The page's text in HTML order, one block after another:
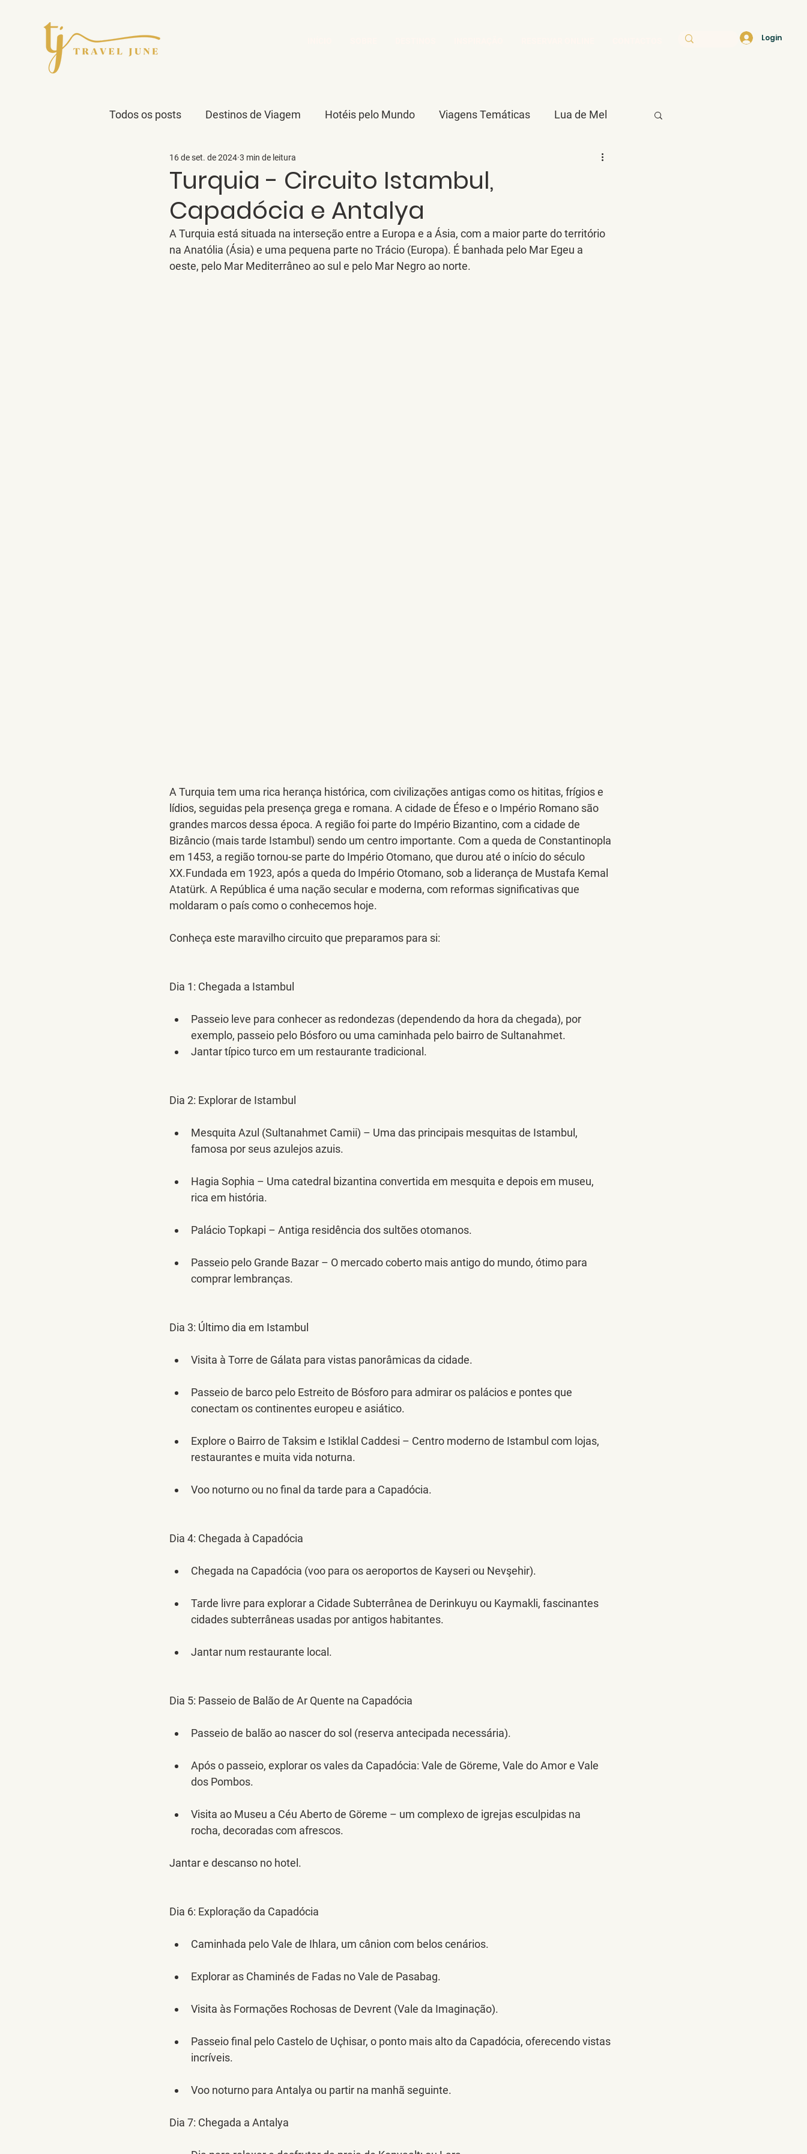
Login
Todos os posts Destinos de Viagem Hotéis pelo Mundo Viagens Temáticas Lua de Mel
Viagens em Família Neve
Mercados Natal
Turquia - Circuito Istambul,
Capadócia e Antalya
16 de set. de 2024 3 min de leitura
A Turquia está situada na interseção entre a Europa e a Ásia, com a maior parte do território
na Anatólia (Ásia) e uma pequena parte no Trácio (Europa). É banhada pelo Mar Egeu a
oeste, pelo Mar Mediterrâneo ao sul e pelo Mar Negro ao norte.
A Turquia tem uma rica herança histórica, com civilizações antigas como os hititas, frígios e
lídios, seguidas pela presença grega e romana. A cidade de Éfeso e o Império Romano são
grandes marcos dessa época. A região foi parte do Império Bizantino, com a cidade de
Bizâncio (mais tarde Istambul) sendo um centro importante. Com a queda de Constantinopla
em 1453, a região tornou-se parte do Império Otomano, que durou até o início do século
XX.Fundada em 1923, após a queda do Império Otomano, sob a liderança de Mustafa Kemal
Atatürk. A República é uma nação secular e moderna, com reformas significativas que
moldaram o país como o conhecemos hoje.
Conheça este maravilho circuito que preparamos para si:
Dia 1: Chegada a Istambul
Passeio leve para conhecer as redondezas (dependendo da hora da chegada), por
exemplo, passeio pelo Bósforo ou uma caminhada pelo bairro de Sultanahmet.
Jantar típico turco em um restaurante tradicional.
Dia 2: Explorar de Istambul
Mesquita Azul (Sultanahmet Camii) – Uma das principais mesquitas de Istambul,
famosa por seus azulejos azuis.
Hagia Sophia – Uma catedral bizantina convertida em mesquita e depois em museu,
rica em história.
Palácio Topkapi – Antiga residência dos sultões otomanos.
Passeio pelo Grande Bazar – O mercado coberto mais antigo do mundo, ótimo para
comprar lembranças.
Dia 3: Último dia em Istambul
Visita à Torre de Gálata para vistas panorâmicas da cidade.
Passeio de barco pelo Estreito de Bósforo para admirar os palácios e pontes que
conectam os continentes europeu e asiático.
Explore o Bairro de Taksim e Istiklal Caddesi – Centro moderno de Istambul com lojas,
restaurantes e muita vida noturna.
Voo noturno ou no final da tarde para a Capadócia.
Dia 4: Chegada à Capadócia
Chegada na Capadócia (voo para os aeroportos de Kayseri ou Nevşehir).
Tarde livre para explorar a Cidade Subterrânea de Derinkuyu ou Kaymakli, fascinantes
cidades subterrâneas usadas por antigos habitantes.
Jantar num restaurante local.
Dia 5: Passeio de Balão de Ar Quente na Capadócia
Passeio de balão ao nascer do sol (reserva antecipada necessária).
Após o passeio, explorar os vales da Capadócia: Vale de Göreme, Vale do Amor e Vale
dos Pombos.
Visita ao Museu a Céu Aberto de Göreme – um complexo de igrejas esculpidas na
rocha, decoradas com afrescos.
Jantar e descanso no hotel.
Dia 6: Exploração da Capadócia
Caminhada pelo Vale de Ihlara, um cânion com belos cenários.
Explorar as Chaminés de Fadas no Vale de Pasabag.
Visita às Formações Rochosas de Devrent (Vale da Imaginação).
Passeio final pelo Castelo de Uçhisar, o ponto mais alto da Capadócia, oferecendo vistas
incríveis.
Voo noturno para Antalya ou partir na manhã seguinte.
Dia 7: Chegada a Antalya